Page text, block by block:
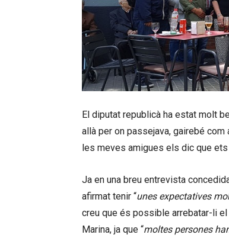
El diputat republicà ha estat molt
allà per on passejava, gairebé
les meves amigues els dic que ets
Ja en una breu entrevista
afirmat tenir “unes expectatives
creu que és possible arrebatar-li
Marina, ja que “moltes persones